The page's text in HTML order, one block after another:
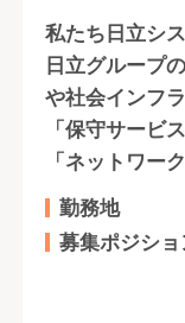
私たち日立シ
日立グループ
や社会インフ
「保守サービ
「ネットワー
勤務地
募集ポジショ